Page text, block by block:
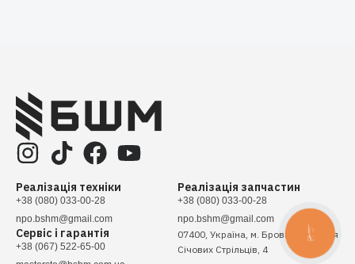
Реалізація техніки
+38 (080) 033-00-28
npo.bshm@gmail.com
Сервіс і гарантія
+38 (067) 522-65-00
Реалізація запчастин
+38 (080) 033-00-28
npo.bshm@gmail.com
07400, Україна, м. Бровари, вулиця
Січових Стрільців, 4
КНОПКА
ЗВ'ЯЗКУ